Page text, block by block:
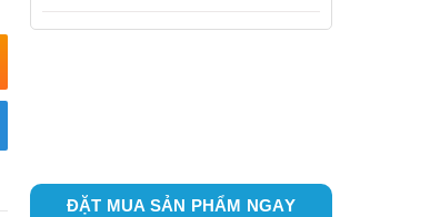
ĐẶT MUA SẢN PHẨM NGAY